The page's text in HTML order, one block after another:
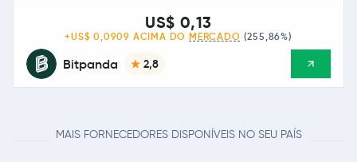
Bitpanda 2,8
US$ 0,13
+US$ 0,0909 ACIMA DO MERCADO (255,86%)
MAIS FORNECEDORES DISPONÍVEIS NO SEU PAÍS